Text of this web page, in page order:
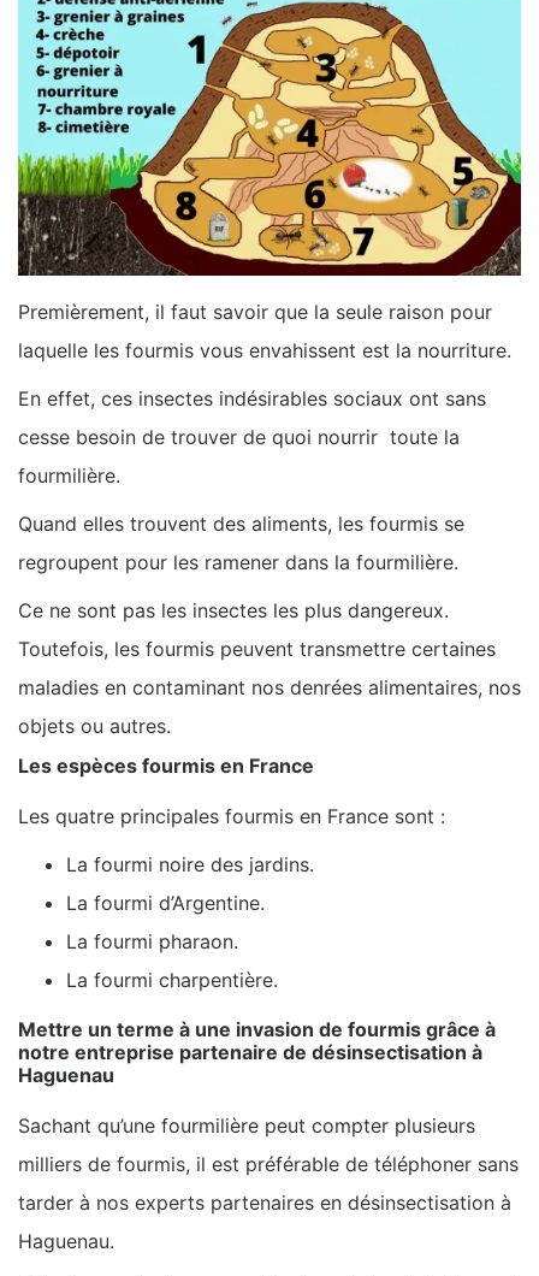
Premièrement, il faut savoir que la seule raison pour
laquelle les fourmis vous envahissent est la nourriture.
En effet, ces insectes indésirables sociaux ont sans
cesse besoin de trouver de quoi nourrir toute la
fourmilière.
Quand elles trouvent des aliments, les fourmis se
regroupent pour les ramener dans la fourmilière.
Ce ne sont pas les insectes les plus dangereux.
Toutefois, les fourmis peuvent transmettre certaines
maladies en contaminant nos denrées alimentaires, nos
objets ou autres.
Les espèces fourmis en France
Les quatre principales fourmis en France sont :
La fourmi noire des jardins.
La fourmi d’Argentine.
La fourmi pharaon.
La fourmi charpentière.
Mettre un terme à une invasion de fourmis grâce à
notre entreprise partenaire de désinsectisation à
Haguenau
Sachant qu’une fourmilière peut compter plusieurs
milliers de fourmis, il est préférable de téléphoner sans
tarder à nos experts partenaires en désinsectisation à
Haguenau.